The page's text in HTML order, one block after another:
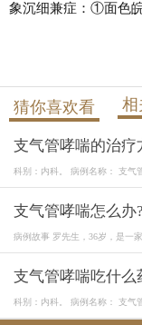
象沉细兼症：①面色
猜你喜欢看 相
支气管哮喘的治
科别：内科。 病例名称： 支气
支气管哮喘怎么办
病例故事 罗先生，36岁，是一
支气管哮喘吃什么
科别：内科。 病例名称： 支气